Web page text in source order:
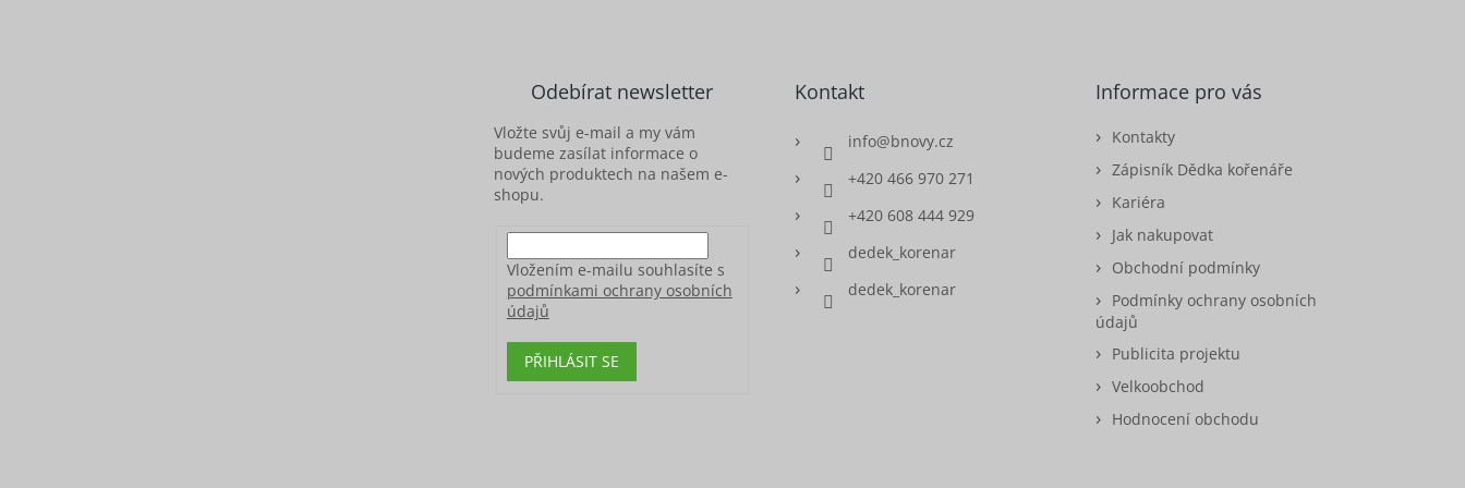
Odebírat newsletter
Vložte svůj e-mail a my vám
budeme zasílat informace o
nových produktech na našem e-
shopu.
Vložením e-mailu souhlasíte s
podmínkami ochrany osobních
údajů
PŘIHLÁSIT SE
Kontakt
info@bnovy.cz
+420 466 970 271
+420 608 444 929
dedek_korenar
dedek_korenar
Informace pro vás
Kontakty
Zápisník Dědka kořenáře
Kariéra
Jak nakupovat
Obchodní podmínky
Podmínky ochrany osobních
údajů
Publicita projektu
Velkoobchod
Hodnocení obchodu